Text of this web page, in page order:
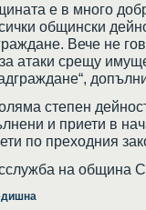
е в много
общински
Вече не
атаки срещу
степен
и приети в
по преходния
на община